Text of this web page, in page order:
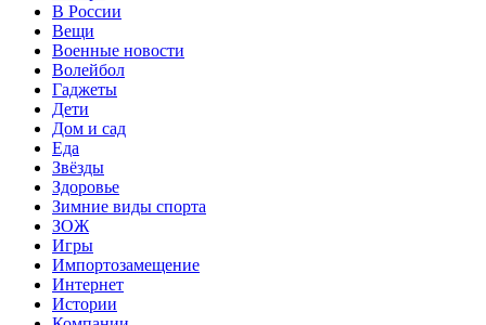
В России
Вещи
Военные новости
Волейбол
Гаджеты
Дети
Дом и сад
Еда
Звёзды
Здоровье
Зимние виды спорта
ЗОЖ
Игры
Импортозамещение
Интернет
Истории